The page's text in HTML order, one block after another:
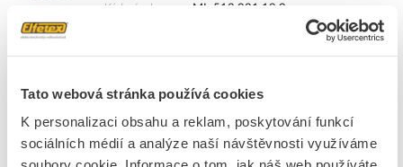
Tato webová stránka používá cookies
K personalizaci obsahu a reklam, poskytování funkcí
sociálních médií a analýze naší návštěvnosti využíváme
Kód výrobce
ML-513.021.19.0
Cena s DPH 1 836,43 Kč/ks
ks